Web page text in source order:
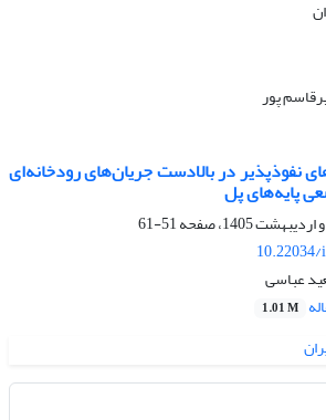
پور
نفوذپذیر در بالادست جریان‌های رودخانه‌ای
پایه‌های پل
51-61
عباسی
1.01 M